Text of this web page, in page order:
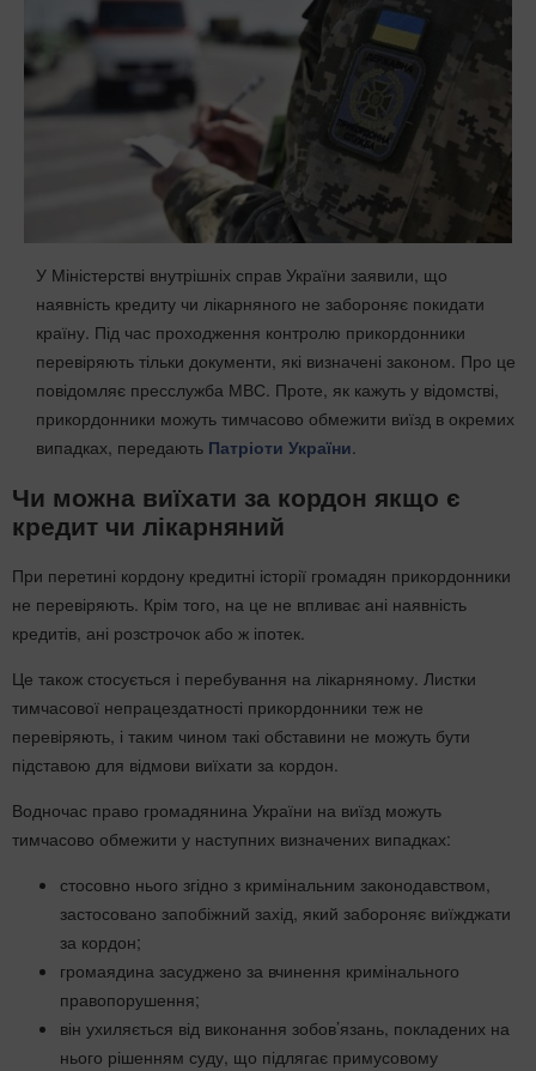
У Міністерстві внутрішніх справ України заявили, що
наявність кредиту чи лікарняного не забороняє покидати
країну. Під час проходження контролю прикордонники
перевіряють тільки документи, які визначені законом. Про це
повідомляє пресслужба МВС. Проте, як кажуть у відомстві,
прикордонники можуть тимчасово обмежити виїзд в окремих
випадках, передають Патріоти України
Чи можна виїхати за кордон якщо є
кредит чи лікарняний
При перетині кордону кредитні історії громадян прикордонники
не перевіряють. Крім того, на це не впливає ані наявність
кредитів, ані розстрочок або ж іпотек.
Це також стосується і перебування на лікарняному. Листки
тимчасової непрацездатності прикордонники теж не
перевіряють, і таким чином такі обставини не можуть бути
підставою для відмови виїхати за кордон.
Водночас право громадянина України на виїзд можуть
тимчасово обмежити у наступних визначених випадках:
стосовно нього згідно з кримінальним законодавством,
застосовано запобіжний захід, який забороняє виїжджати
за кордон;
громаядина засуджено за вчинення кримінального
правопорушення;
він ухиляється від виконання зобов’язань, покладених на
нього рішенням суду, що підлягає примусовому